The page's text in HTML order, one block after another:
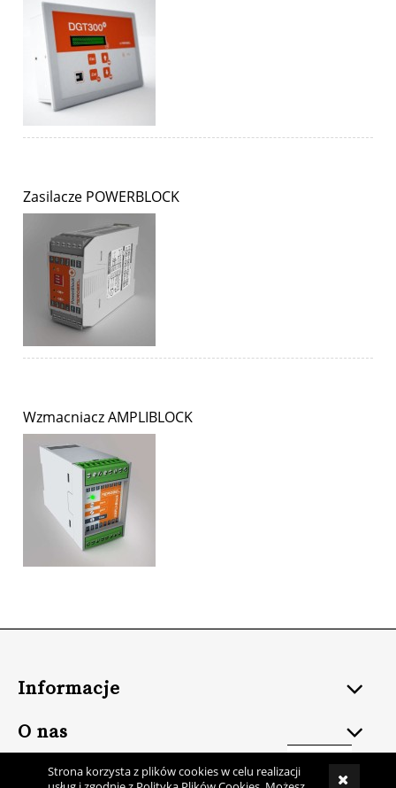
Strona korzysta z plików cookies w celu realizacji
Zasilacze POWERBLOCK
Wzmacniacz AMPLIBLOCK
Informacje
O nas